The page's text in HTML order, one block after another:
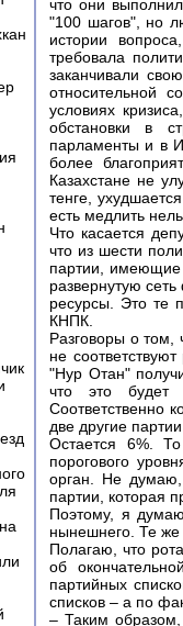
что они
"100 шагов", но
истории
требовала
заканчивали
относительной
условиях
обстановки в
парламенты и в
более
Казахстане не
тенге,
есть медлить
Что касается
что из шести
партии, имеющие
развернутую
ресурсы. Это те
КНПК.
Разговоры о том,
не
"Нур Отан"
что это будет
Соответственно
две другие
Остается 6%.
порогового
орган. Не думаю,
партии, которая
Поэтому, я
нынешнего. Те же
Полагаю, что
об
партийных
списков – а по
– Таким